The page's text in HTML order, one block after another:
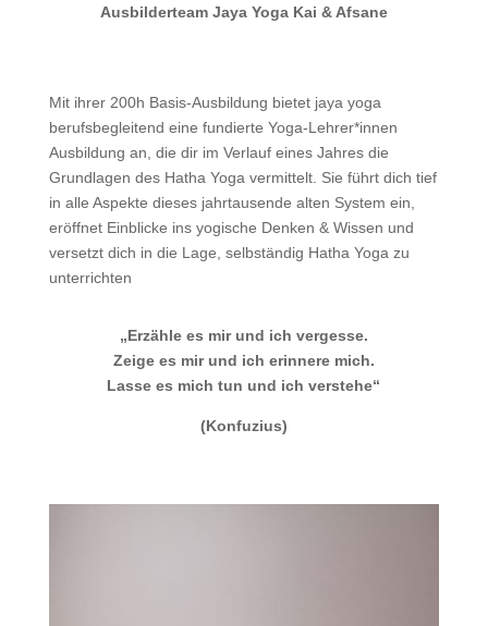
Ausbilderteam Jaya Yoga Kai & Afsane
Mit ihrer 200h Basis-Ausbildung bietet jaya yoga
berufsbegleitend eine fundierte Yoga-Lehrer*innen
Ausbildung an, die dir im Verlauf eines Jahres die
Grundlagen des Hatha Yoga vermittelt. Sie führt dich tief
in alle Aspekte dieses jahrtausende alten System ein,
eröffnet Einblicke ins yogische Denken & Wissen und
versetzt dich in die Lage, selbständig Hatha Yoga zu
unterrichten
„Erzähle es mir und ich vergesse.
Zeige es mir und ich erinnere mich.
Lasse es mich tun und ich verstehe“
(Konfuzius)